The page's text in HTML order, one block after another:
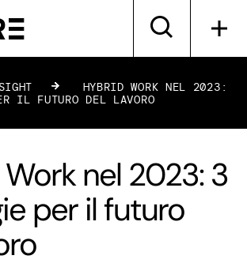
»
HYBRID WORK NEL 2023:
IL FUTURO DEL LAVORO
nel 2023: 3
per il futuro